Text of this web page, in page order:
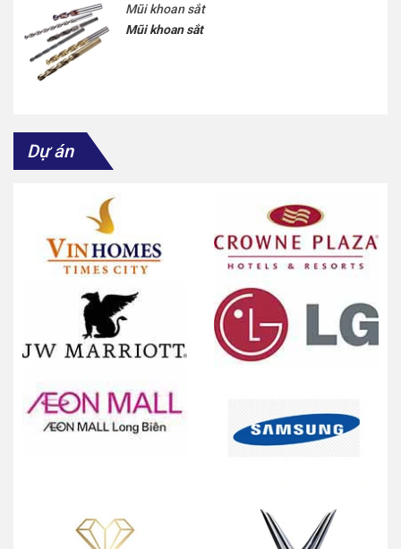
Mũi khoan sắt
Mũi khoan sắt
Dự án